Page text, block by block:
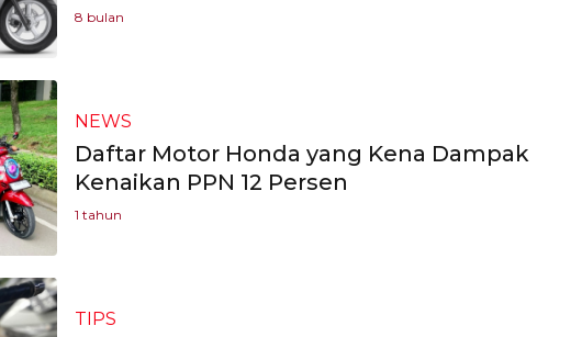
8 bulan
NEWS
Daftar Motor Honda yang Kena Dampak
Kenaikan PPN 12 Persen
1 tahun
TIPS